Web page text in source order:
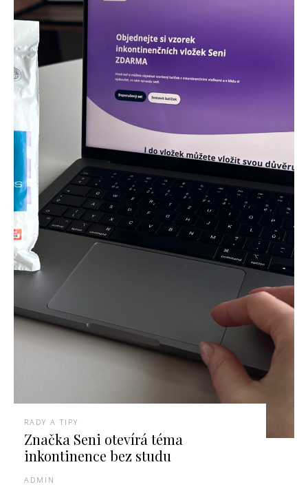
RADY A TIPY
Značka Seni otevírá téma
inkontinence bez studu
ADMIN